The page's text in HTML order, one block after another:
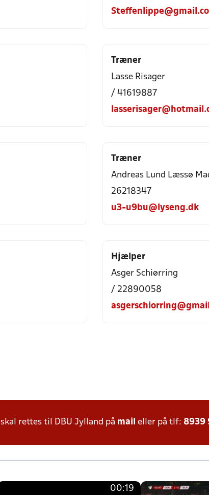
Træner
Lasse Risager
/ 41619887
Træner
Andreas Lund Læssø
26218347
u3-u9bu@lyseng.dk
Hjælper
Asger Schiørring
/ 22890058
rettes til DBU Jylland på mail eller på tlf: 8939
00:19